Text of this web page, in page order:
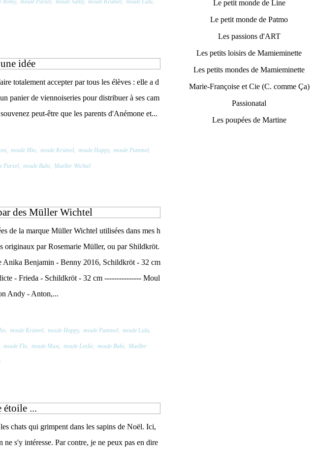
Romy, moule Purzel, moule Samy, moule Krümel, moule Lulu,
idée
totalement accepter par tous les élèves : elle a d
panier de viennoiseries pour distribuer à ses cam
peut-être que les parents d'Anémone et...
, moule Mio, moule Krümel, moule Happy, moule Pummel,
Purzel, moule Bubi, Mueller Wichtel
des Müller Wichtel
de la marque Müller Wichtel utilisées dans mes h
originaux par Rosemarie Müller, ou par Shildkröt.
Anika Benjamin - Benny 2016, Schildkröt - 32 cm
- Frieda - Schildkröt - 32 cm --------------- Moul
Andy - Anton,...
, moule Krümel, moule Happy, moule Pummel, moule Lulu,
moule Flo, moule Maxi, moule Leslie, moule Bubi, Mueller
étoile ...
chats qui grimpent dans les sapins de Noël. Ici,
ne s'y intéresse. Par contre, je ne peux pas en dire
Le petit monde de Line
Le petit monde de Patmo
Les passions d'ART
Les petits loisirs de Mamieminette
Les petits mondes de Mamieminette
Marie-Françoise et Cie (C. comme Ça)
Passionatal
Les poupées de Martine